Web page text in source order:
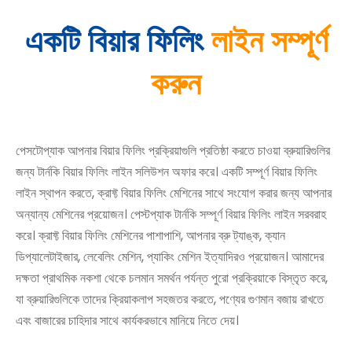
একটি বিয়ার ফিলিংলাইন সম্পূর্ণ
করুন
পেসটোপ্যাক আপনার বিয়ার ফিলিং প্রক্রিয়াগুলি প্রতিষ্ঠা করতে চাওয়া ব্রুয়ারিগুলির
জন্য টার্নকি বিয়ার ফিলিং লাইন সলিউশন অফার করে। একটি সম্পূর্ণ বিয়ার ফিলিং
লাইন স্থাপন করতে, ক্রাফ্ট বিয়ার ফিলিং মেশিনের সাথে সংযোগ করার জন্য আপনার
অন্যান্য মেশিনের প্রয়োজন। পেস্টপ্যাক টার্নকি সম্পূর্ণ বিয়ার ফিলিং লাইন সরবরাহ
করে। ক্রাফ্ট বিয়ার ফিলিং মেশিনের পাশাপাশি, আপনার ব্রু ট্যাঙ্ক, ক্যান
ডিপ্যালেটাইজার, লেবেলিং মেশিন, প্যাকিং মেশিন ইত্যাদিরও প্রয়োজন। আমাদের
দক্ষতা প্রাথমিক নকশা থেকে চলমান সমর্থন পর্যন্ত পুরো প্রক্রিয়াকে বিস্তৃত করে,
যা ব্রুয়ারিগুলিকে তাদের ক্রিয়াকলাপ সহজতর করতে, পণ্যের গুণমান বজায় রাখতে
এবং বাজারের চাহিদার সাথে কার্যকরভাবে মানিয়ে নিতে দেয়।